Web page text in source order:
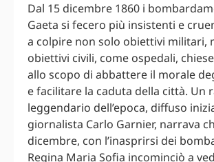
Dal 15 dicembre 1860 i
Gaeta si fecero più insistenti e
a colpire non solo obiettivi militari,
obiettivi civili, come ospedali,
allo scopo di abbattere il morale
e facilitare la caduta della città. Un
leggendario dell’epoca, diffuso
giornalista Carlo Garnier, narrava
dicembre, con l’inasprirsi dei
Regina Maria Sofia incominciò a